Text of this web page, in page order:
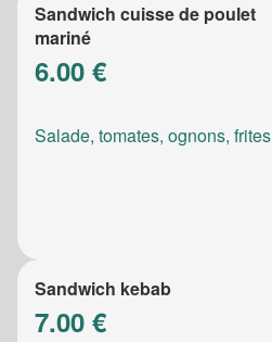
Sandwich cuisse de poulet
mariné
6.00 €
Salade, tomates, ognons, frites
Sandwich kebab
7.00 €